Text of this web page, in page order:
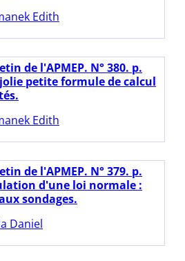
Edith
de l'APMEP. N° 380. p.
jolie petite formule de calcul
Edith
de l'APMEP. N° 379. p.
d'une loi normale :
sondages.
Daniel